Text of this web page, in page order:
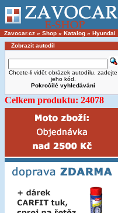
Zavocar.cz » Shop » Katalog » Hyundai
Zobrazit autodíl
Chcete-li vidět obrázek autodílu, zadejte
jeho kód.
Pokročilé vyhledávání
Celkem produktu: 24078